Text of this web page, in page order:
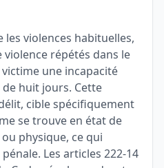
les violences habituelles,
violence répétés dans le
une incapacité
huit jours. Cette
cible spécifiquement
se trouve en état de
physique, ce qui
Les articles 222-14